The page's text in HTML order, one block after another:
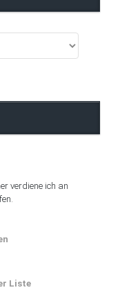
verdiene ich an
Liste